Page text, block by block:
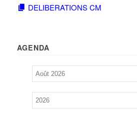
DELIBERATIONS CM
AGENDA